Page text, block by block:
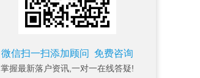
微信扫一扫添加顾问 免费咨询
掌握最新落户资讯,一对一在线答疑!